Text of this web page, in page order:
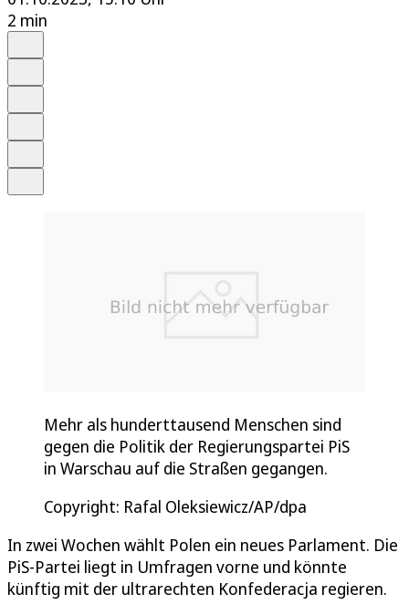
2 min
Mehr als hunderttausend Menschen sind
gegen die Politik der Regierungspartei PiS
in Warschau auf die Straßen gegangen.
Copyright: Rafal Oleksiewicz/AP/dpa
In zwei Wochen wählt Polen ein neues Parlament. Die
PiS-Partei liegt in Umfragen vorne und könnte
künftig mit der ultrarechten Konfederacja regieren.